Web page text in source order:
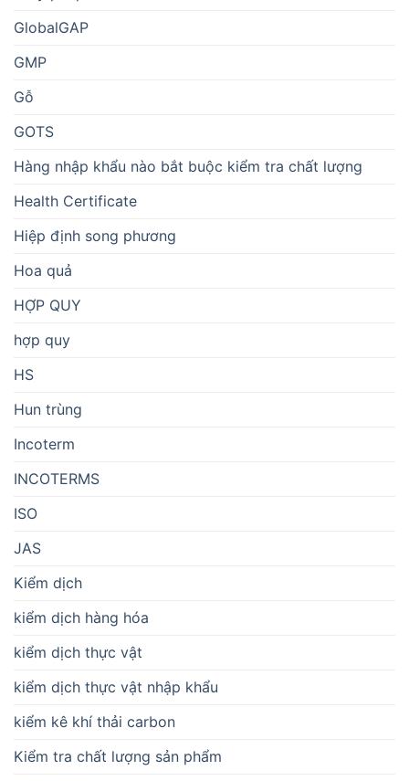
GlobalGAP
GMP
Gỗ
GOTS
Hàng nhập khẩu nào bắt buộc kiểm tra chất lượng
Health Certificate
Hiệp định song phương
Hoa quả
HỢP QUY
hợp quy
HS
Hun trùng
Incoterm
INCOTERMS
ISO
JAS
Kiểm dịch
kiểm dịch hàng hóa
kiểm dịch thực vật
kiểm dịch thực vật nhập khẩu
kiểm kê khí thải carbon
Kiểm tra chất lượng sản phẩm